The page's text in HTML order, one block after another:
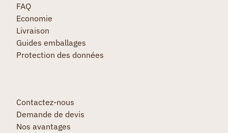
FAQ
Economie
Livraison
Guides emballages
Protection des données
Contactez-nous
Demande de devis
Nos avantages